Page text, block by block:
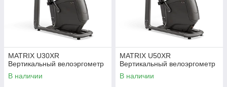
MATRIX U30XR
Вертикальный велоэргометр
В наличии
MATRIX U50XR
Вертикальный велоэргометр
В наличии